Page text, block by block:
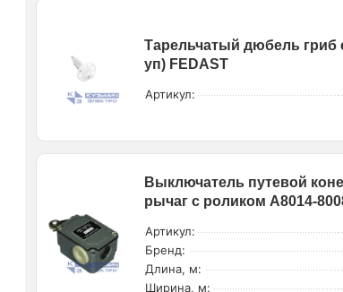
Тарельчатый дюбель гриб
уп) FEDAST
Артикул:
Выключатель путевой
рычаг с роликом A8014-
Артикул:
Бренд:
Длина, м:
Ширина, м: